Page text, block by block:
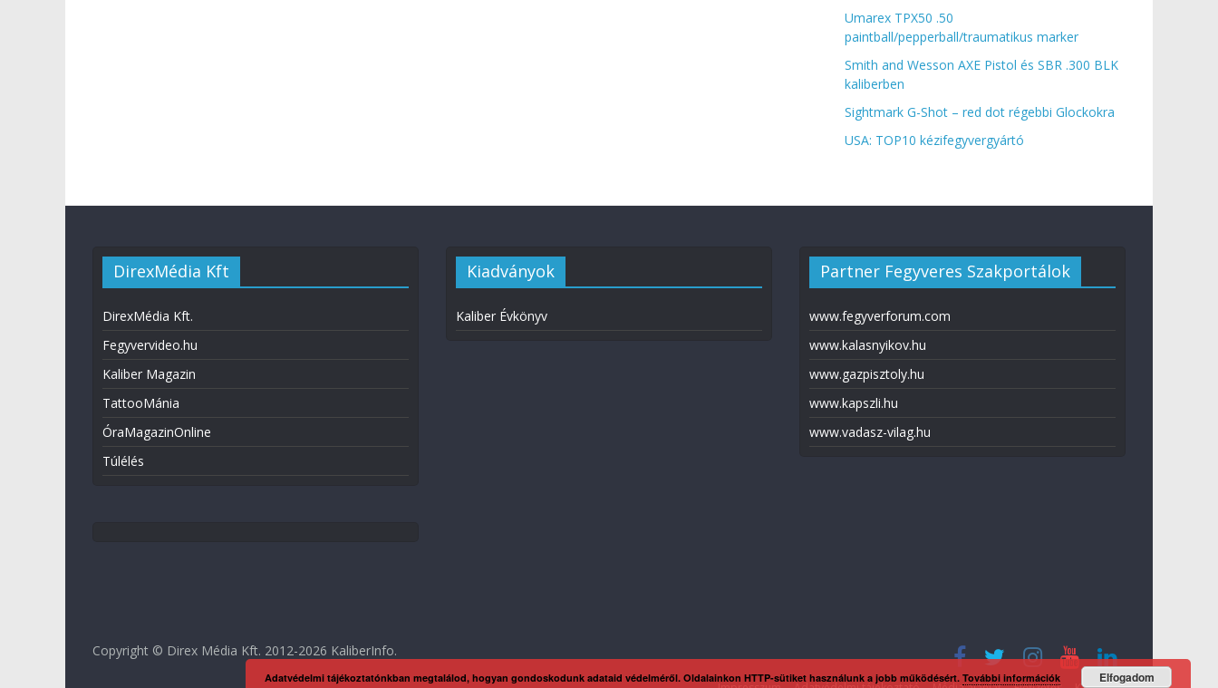
Umarex TPX50 .50
paintball/pepperball/traumatikus marker
Smith and Wesson AXE Pistol és SBR .300 BLK
kaliberben
Sightmark G-Shot – red dot régebbi Glockokra
USA: TOP10 kézifegyvergyártó
DirexMédia Kft
DirexMédia Kft.
Fegyvervideo.hu
Kaliber Magazin
TattooMánia
ÓraMagazinOnline
Túlélés
Kiadványok
Kaliber Évkönyv
Partner Fegyveres Szakportálok
www.fegyverforum.com
www.kalasnyikov.hu
www.gazpisztoly.hu
www.kapszli.hu
www.vadasz-vilag.hu
Copyright © Direx Média Kft. 2012-2026 KaliberInfo.
Adatvédelmi tájékoztatónkban megtalálod, hogyan gondoskodunk adataid védelméről. Oldalainkon HTTP-sütiket használunk a jobb működésért. További információk Elfogadom